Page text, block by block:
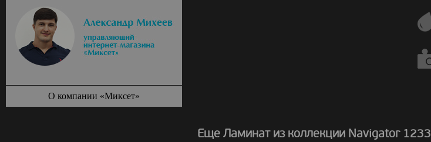
Еще Ламинат из коллекции Navigator 1233
О компании «Миксет»